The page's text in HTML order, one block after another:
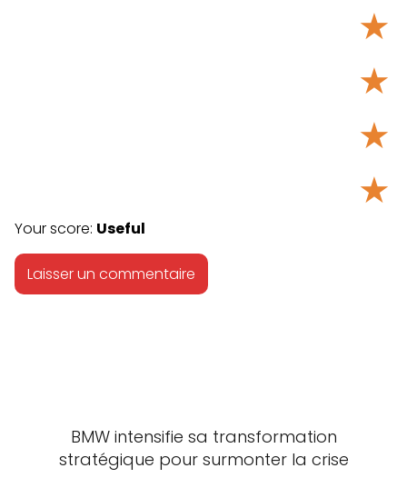
★
★
★
★
Your score: Useful
BMW intensifie sa transformation
stratégique pour surmonter la crise